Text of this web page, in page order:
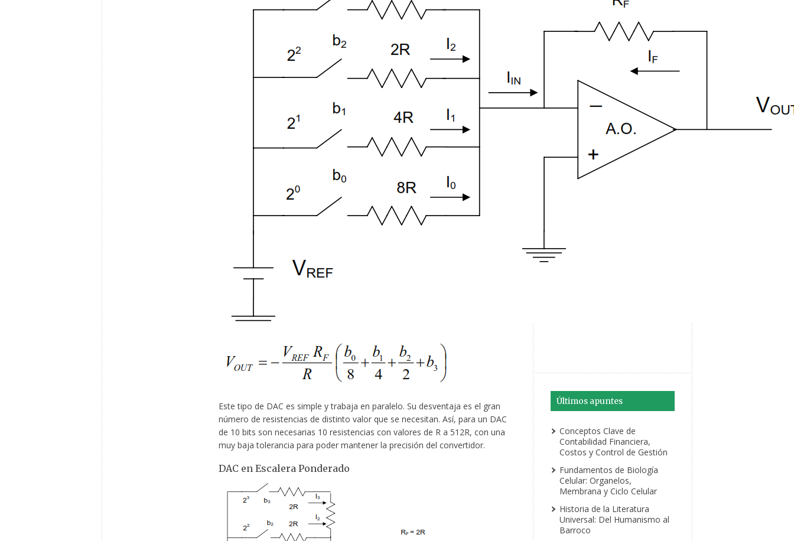
Este tipo de DAC es simple y trabaja en paralelo. Su desventaja es el gran
número de resistencias de distinto valor que se necesitan. Así, para un DAC
de 10 bits son necesarias 10 resistencias con valores de R a 512R, con una
muy baja tolerancia para poder mantener la precisión del convertidor.
DAC en Escalera Ponderado
Últimos apuntes
Conceptos Clave de
Contabilidad Financiera,
Costos y Control de Gestión
Fundamentos de Biología
Celular: Organelos,
Membrana y Ciclo Celular
Historia de la Literatura
Universal: Del Humanismo al
Barroco